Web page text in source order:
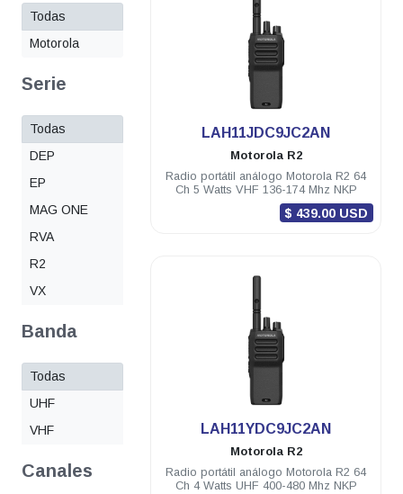
Todas
Motorola
Serie
Todas
DEP
EP
MAG ONE
RVA
R2
VX
Banda
Todas
UHF
VHF
Canales
LAH11JDC9JC2AN
Motorola R2
Radio portátil análogo Motorola R2 64
Ch 5 Watts VHF 136-174 Mhz NKP
$ 439.00 USD
LAH11YDC9JC2AN
Motorola R2
Radio portátil análogo Motorola R2 64
Ch 4 Watts UHF 400-480 Mhz NKP